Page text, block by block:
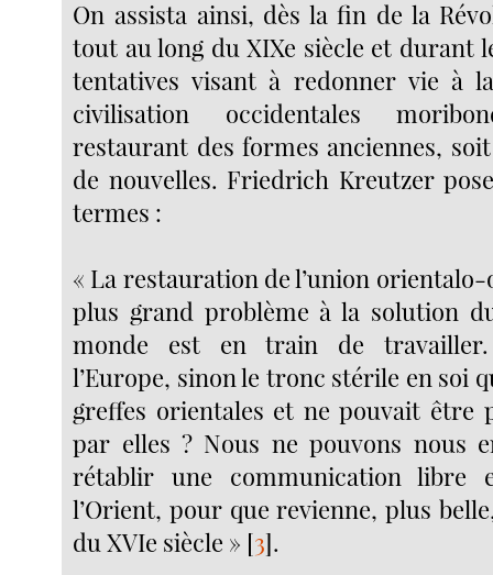
On assista ainsi, dès la fin de la
tout au long du XIXe siècle et durant
tentatives visant à redonner vie à
civilisation occidentales
restaurant des formes anciennes,
de nouvelles. Friedrich Kreutzer
termes :
« La restauration de l’union
plus grand problème à la solution
monde est en train de travailler.
l’Europe, sinon le tronc stérile en soi
greffes orientales et ne pouvait être
par elles ? Nous ne pouvons nous
rétablir une communication libre
l’Orient, pour que revienne, plus
du XVIe siècle » [3].